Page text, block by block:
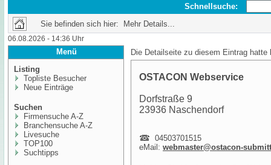
Schnellsuche:
Sie befinden sich hier: Mehr Details...
06.08.2026 - 14:36 Uhr
Menü
Listing
Topliste Besucher
Neue Einträge
Suchen
Firmensuche A-Z
Branchensuche A-Z
Livesuche
TOP100
Suchtipps
Die Detailseite zu diesem Eintrag
OSTACON Webservice
Dorfstraße 9
23936 Naschendorf
04503701515
eMail: webmaster@ostacon-